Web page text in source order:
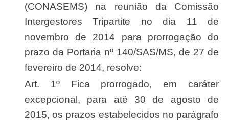
(CONASEMS) na reunião da Comissão
Intergestores Tripartite no dia 11 de
novembro de 2014 para prorrogação do
prazo da Portaria nº 140/SAS/MS, de 27 de
fevereiro de 2014, resolve:
Art. 1º Fica prorrogado, em caráter
excepcional, para até 30 de agosto de
2015, os prazos estabelecidos no parágrafo